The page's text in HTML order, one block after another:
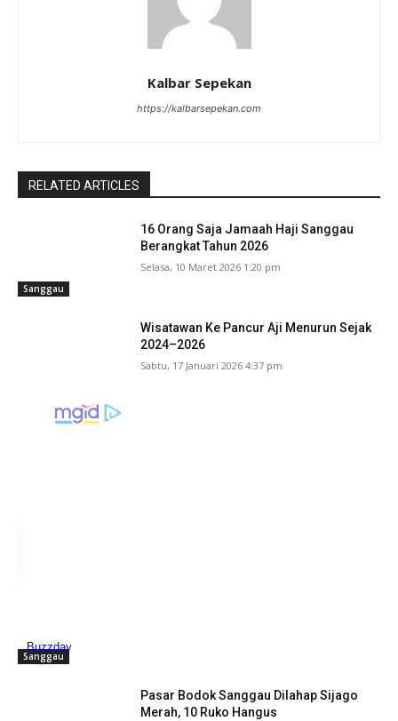
Kalbar Sepekan
https://kalbarsepekan.com
RELATED ARTICLES
Sanggau
16 Orang Saja Jamaah Haji Sanggau
Berangkat Tahun 2026
Selasa, 10 Maret 2026 1:20 pm
Sanggau
Wisatawan Ke Pancur Aji Menurun Sejak
2024–2026
Sabtu, 17 Januari 2026 4:37 pm
Pasar Bodok Sanggau Dilahap Sijago
Merah, 10 Ruko Hangus